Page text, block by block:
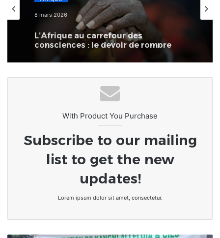
8 mars 2026
L’Afrique au carrefour des
consciences : le devoir de rompre
avec la culture du naufrage
With Product You Purchase
Subscribe to our mailing
list to get the new
updates!
Lorem ipsum dolor sit amet, consectetur.